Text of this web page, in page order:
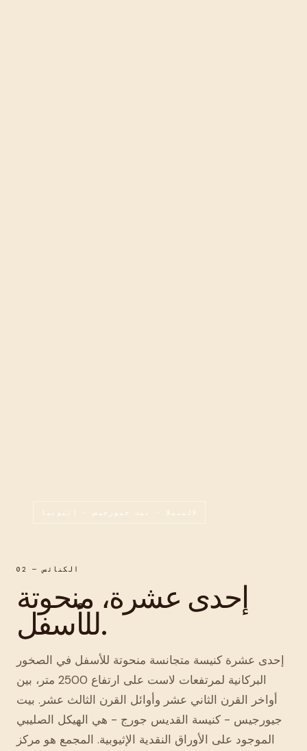
لاليبيلا · بيت جيورجيس · إثيوبيا
02 — الكنائس
إحدى عشرة، منحوتة
للأسفل.
إحدى عشرة كنيسة متجانسة منحوتة للأسفل في الصخور
البركانية لمرتفعات لاست على ارتفاع 2500 متر، بين
أواخر القرن الثاني عشر وأوائل القرن الثالث عشر. بيت
جيورجيس - كنيسة القديس جورج - هي الهيكل الصليبي
الموجود على الأوراق النقدية الإثيوبية. المجمع هو مركز